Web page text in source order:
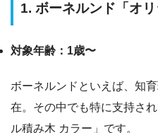
1. ボーネルンド「オ
対象年齢：1歳〜
ボーネルンドといえば、知
在。その中でも特に支持さ
ル積み木 カラー」です。